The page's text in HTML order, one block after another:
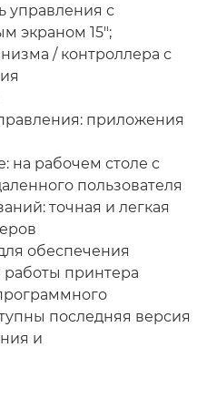
управления с
экраном 15";
/ контроллера с
приложения
на рабочем столе с
пользователя
точная и легкая
обеспечения
принтера
последняя версия
и